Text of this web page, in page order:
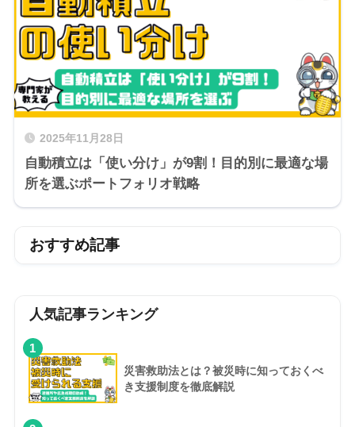
2025年11月28日
自動積立は「使い分け」が9割！目的別に最適な場
所を選ぶポートフォリオ戦略
おすすめ記事
人気記事ランキング
1
災害救助法とは？被災時に知っておくべ
き支援制度を徹底解説